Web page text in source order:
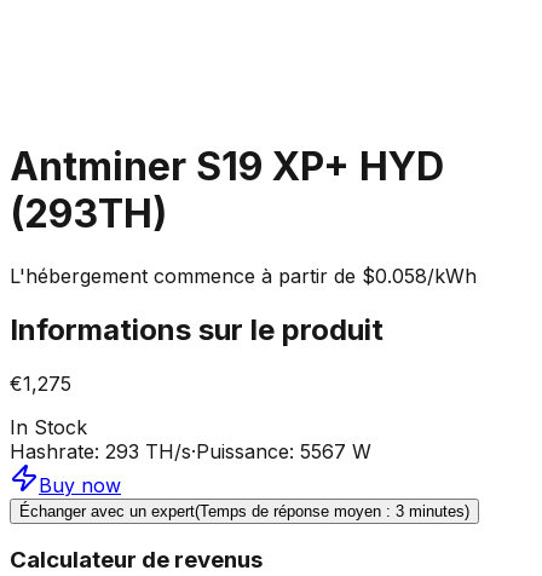
Antminer S19 XP+ HYD
(293TH)
L'hébergement commence à partir de $0.058/kWh
Informations sur le produit
€1,275
In Stock
Hashrate: 293 TH/s·Puissance: 5567 W
Buy now
Échanger avec un expert(Temps de réponse moyen : 3 minutes)
Calculateur de revenus